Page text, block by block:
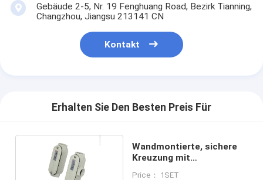
Gebäude 2-5, Nr. 19 Fenghuang Road, Bezirk Tianning,
Changzhou, Jiangsu 213141 CN
Kontakt
Erhalten Sie Den Besten Preis Für
Wandmontierte, sichere
Kreuzung mit
Price： 1SET